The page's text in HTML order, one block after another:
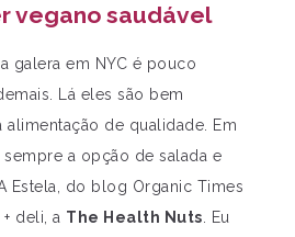
vegano saudável
galera em NYC é pouco
Lá eles são bem
de qualidade. Em
a opção de salada e
Estela, do blog Organic Times
deli, a The Health Nuts . Eu